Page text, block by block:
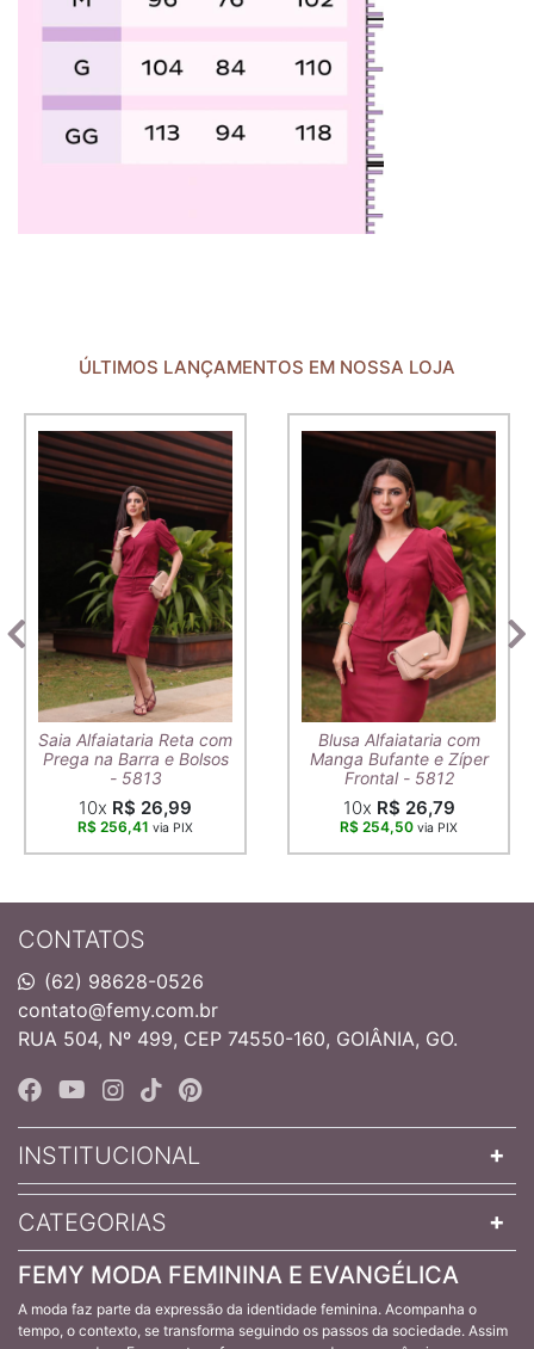
ÚLTIMOS LANÇAMENTOS EM NOSSA LOJA
Saia Alfaiataria Reta com
Prega na Barra e Bolsos
- 5813
10x R$ 26,99
R$ 256,41 via PIX
Blusa Alfaiataria com
Manga Bufante e Zíper
Frontal - 5812
10x R$ 26,79
R$ 254,50 via PIX
CONTATOS
(62) 98628-0526
contato@femy.com.br
RUA 504, Nº 499, CEP 74550-160, GOIÂNIA, GO.
INSTITUCIONAL
CATEGORIAS
FEMY MODA FEMININA E EVANGÉLICA
A moda faz parte da expressão da identidade feminina. Acompanha o
tempo, o contexto, se transforma seguindo os passos da sociedade. Assim